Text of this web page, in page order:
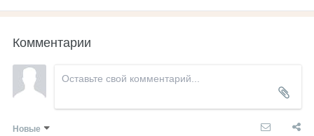
Комментарии
Новые